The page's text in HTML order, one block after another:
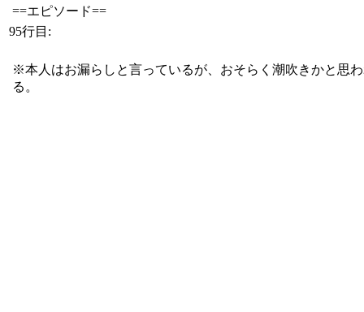
==エピソード==
95行目:
※本人はお漏らしと言っているが、おそらく潮吹きかと思
る。